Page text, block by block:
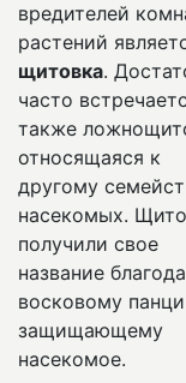
вредителей
растений
щитовка.
часто
также
относящаяся к
другому
насекомых.
получили свое
название
восковому
защищающему
насекомое.